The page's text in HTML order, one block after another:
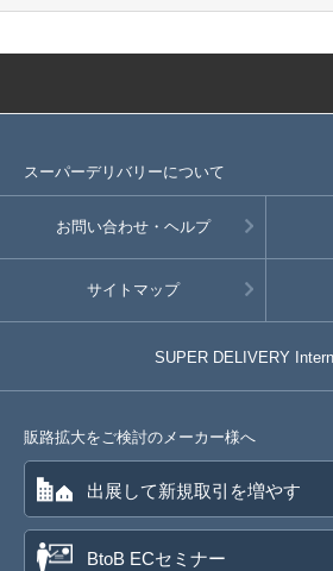
スーパーデリバリーについて
お問い合わせ・ヘルプ
サイトマップ
SUPER DELIVERY
販路拡大をご検討のメーカー様へ
出展して新規取引を増やす
BtoB ECセミナー